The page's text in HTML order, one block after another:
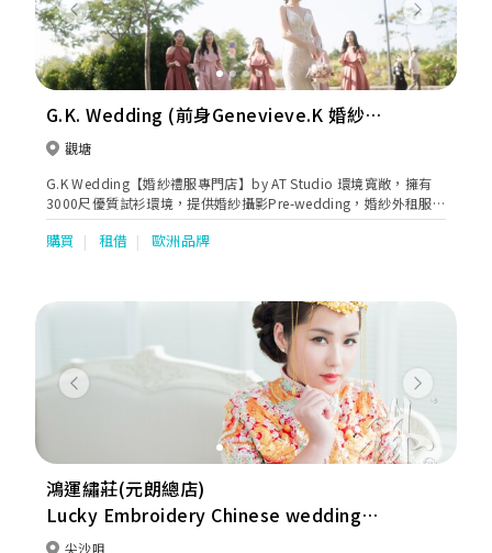
Previous Next
G.K. Wedding (前身Genevieve.K 婚紗禮
服專門店)
觀塘
G.K Wedding【婚紗禮服專門店】by AT Studio 環境寬敞，擁有
3000尺優質試衫環境，提供婚紗攝影Pre-wedding，婚紗外租服
務，Bigday攝錄及Bigday Make-up，Bridal Gown Design，Pre-
Wedding Photography，Makeup等服務。更有外國品牌婚紗租
訂造，星級化妝及婚禮一條龍服務。
購買 租借 歐洲品牌
Previous Next
鴻運繡莊(元朗總店)
Lucky Embroidery Chinese wedding
dress
尖沙咀